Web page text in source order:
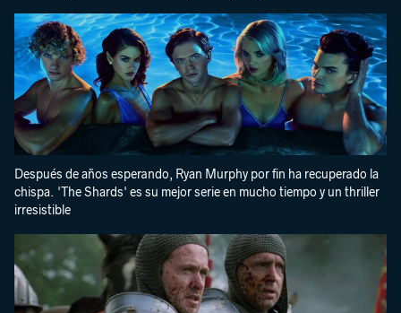
Después de años esperando, Ryan Murphy por fin ha recuperado la
chispa. 'The Shards' es su mejor serie en mucho tiempo y un thriller
irresistible